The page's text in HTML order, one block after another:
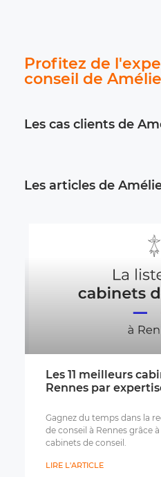
Profitez de
conseil de Amélie
Les cas clients de
Les articles de
Les 11 meilleurs
Rennes par
Gagnez du temps dans la
de conseil à Rennes grâce
cabinets de conseil.
LIRE L'ARTICLE